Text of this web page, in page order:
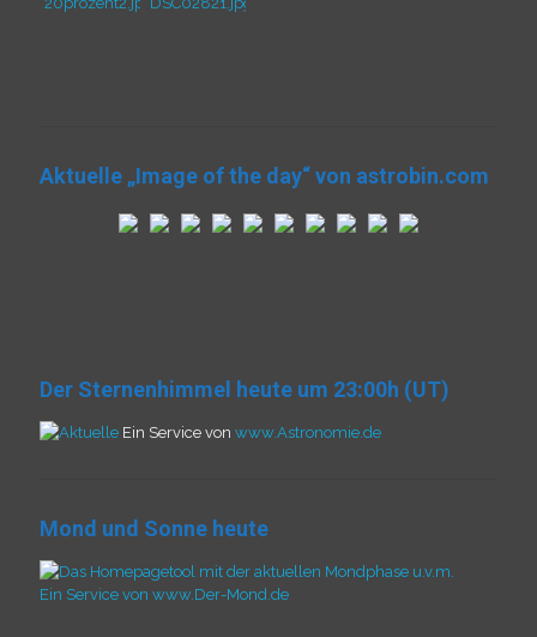
Aktuelle „Image of the day“ von astrobin.com
Der Sternenhimmel heute um 23:00h (UT)
Ein Service von www.Astronomie.de
Mond und Sonne heute
Ein Service von www.Der-Mond.de